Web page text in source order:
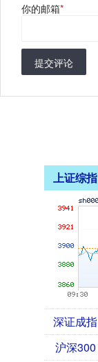
你的邮箱*
提交评论
上证综指
深证成指
沪深300